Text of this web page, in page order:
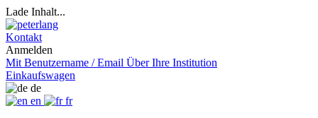
Lade Inhalt...
Kontakt
Anmelden
Mit Benutzername / Email Über Ihre Institution
Einkaufswagen
de
en
fr